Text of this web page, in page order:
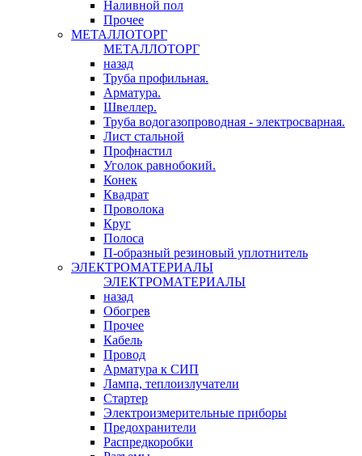
Наливной пол
Прочее
МЕТАЛЛОТОРГ
МЕТАЛЛОТОРГ
назад
Труба профильная.
Арматура.
Швеллер.
Труба водогазопроводная - электросварная.
Лист стальной
Профнастил
Уголок равнобокий.
Конек
Квадрат
Проволока
Круг
Полоса
П-образный резиновый уплотнитель
ЭЛЕКТРОМАТЕРИАЛЫ
ЭЛЕКТРОМАТЕРИАЛЫ
назад
Обогрев
Прочее
Кабель
Провод
Арматура к СИП
Лампа, теплоизлучатели
Стартер
Электроизмерительные приборы
Предохранители
Распредкоробки